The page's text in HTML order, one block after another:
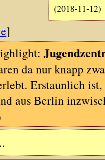
(2018-11-12)
]
da nur knapp
Erstaunlich
aus Berlin